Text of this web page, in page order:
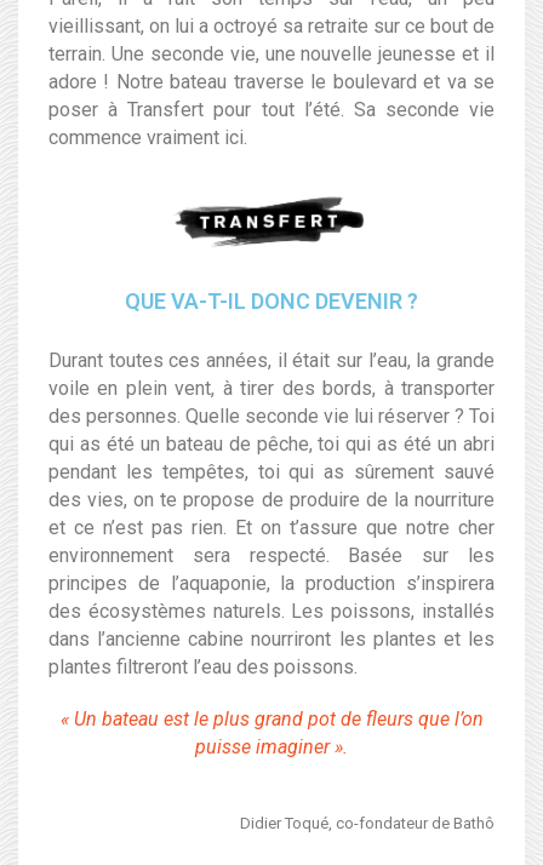
vieillissant, on lui a octroyé sa retraite sur ce bout de
terrain. Une seconde vie, une nouvelle jeunesse et il
adore ! Notre bateau traverse le boulevard et va se
poser à Transfert pour tout l’été. Sa seconde vie
commence vraiment ici.
QUE VA-T-IL DONC DEVENIR ?
Durant toutes ces années, il était sur l’eau, la grande
voile en plein vent, à tirer des bords, à transporter
des personnes. Quelle seconde vie lui réserver ? Toi
qui as été un bateau de pêche, toi qui as été un abri
pendant les tempêtes, toi qui as sûrement sauvé
des vies, on te propose de produire de la nourriture
et ce n’est pas rien. Et on t’assure que notre cher
environnement sera respecté. Basée sur les
principes de l’aquaponie, la production s’inspirera
des écosystèmes naturels. Les poissons, installés
dans l’ancienne cabine nourriront les plantes et les
plantes filtreront l’eau des poissons.
« Un bateau est le plus grand pot de fleurs que l’on
puisse imaginer ».
Didier Toqué, co-fondateur de Bathô